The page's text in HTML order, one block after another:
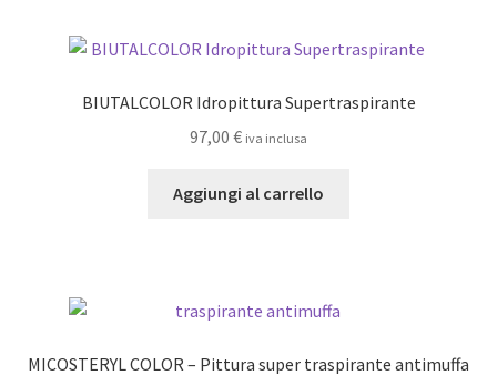
105,00 €
Le
possono
essere
nella
BIUTALCOLOR Idropittura Supertraspirante
97,00 € iva inclusa
Aggiungi al carrello
MICOSTERYL COLOR – Pittura super traspirante antimuffa